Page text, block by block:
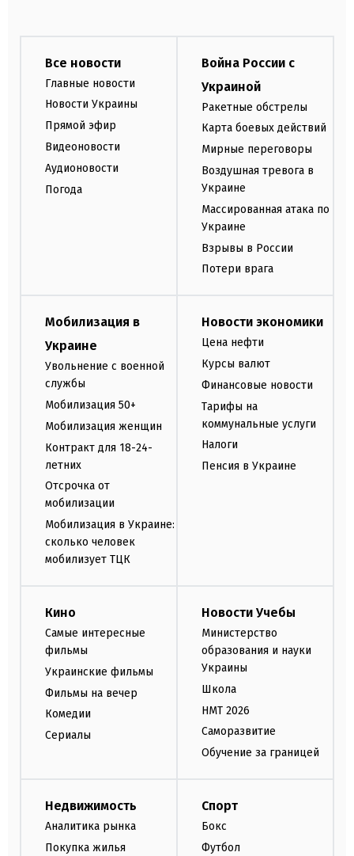
Все новости
Главные новости
Новости Украины
Прямой эфир
Видеоновости
Аудионовости
Погода
Война России с
Украиной
Ракетные обстрелы
Карта боевых действий
Мирные переговоры
Воздушная тревога в
Украине
Массированная атака по
Украине
Взрывы в России
Потери врага
Мобилизация в
Украине
Увольнение с военной
службы
Мобилизация 50+
Мобилизация женщин
Контракт для 18-24-
летних
Отсрочка от
мобилизации
Мобилизация в Украине:
сколько человек
мобилизует ТЦК
Новости экономики
Цена нефти
Курсы валют
Финансовые новости
Тарифы на
коммунальные услуги
Налоги
Пенсия в Украине
Кино
Самые интересные
фильмы
Украинские фильмы
Фильмы на вечер
Комедии
Сериалы
Новости Учебы
Министерство
образования и науки
Украины
Школа
НМТ 2026
Саморазвитие
Обучение за границей
Недвижимость
Аналитика рынка
Покупка жилья
Спорт
Бокс
Футбол